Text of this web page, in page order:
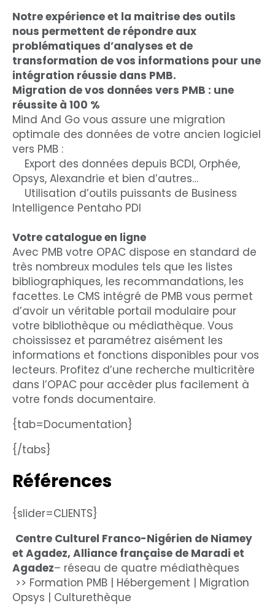
Notre expérience et la maitrise des outils
nous permettent de répondre aux
problématiques d’analyses et de
transformation de vos informations pour une
intégration réussie dans PMB.
Migration de vos données vers PMB : une
réussite à 100 %
Mind And Go vous assure une migration
optimale des données de votre ancien logiciel
vers PMB :
Export des données depuis BCDI, Orphée,
Opsys, Alexandrie et bien d’autres…
Utilisation d’outils puissants de Business
Intelligence Pentaho PDI
Votre catalogue en ligne
Avec PMB votre OPAC dispose en standard de
très nombreux modules tels que les listes
bibliographiques, les recommandations, les
facettes. Le CMS intégré de PMB vous permet
d’avoir un véritable portail modulaire pour
votre bibliothèque ou médiathèque. Vous
choississez et paramétrez aisément les
informations et fonctions disponibles pour vos
lecteurs. Profitez d’une recherche multicritère
dans l’OPAC pour accèder plus facilement à
votre fonds documentaire.
{tab=Documentation}
{/tabs}
Références
{slider=CLIENTS}
Centre Culturel Franco-Nigérien de Niamey
et Agadez, Alliance française de Maradi et
Agadez– réseau de quatre médiathèques
>> Formation PMB | Hébergement | Migration
Opsys | Culturethèque